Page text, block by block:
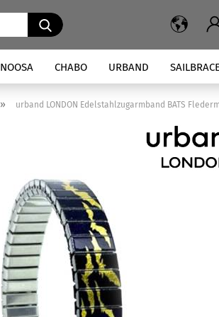
NOOSA CHABO URBAND
» urband LONDON Edelstahlzugarmband BATS